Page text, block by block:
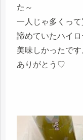
た～
一人じゃ多くって
諦めていたハイロ
美味しかったです
ありがとう♡